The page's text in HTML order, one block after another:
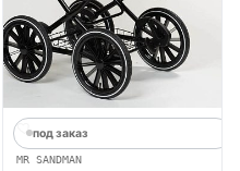
под заказ
MR SANDMAN